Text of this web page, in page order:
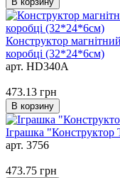
Конструктор
коробці (32*24*6см)
арт. HD340A
473.13 грн
В корзину
Іграшка
арт. 3756
473.75 грн